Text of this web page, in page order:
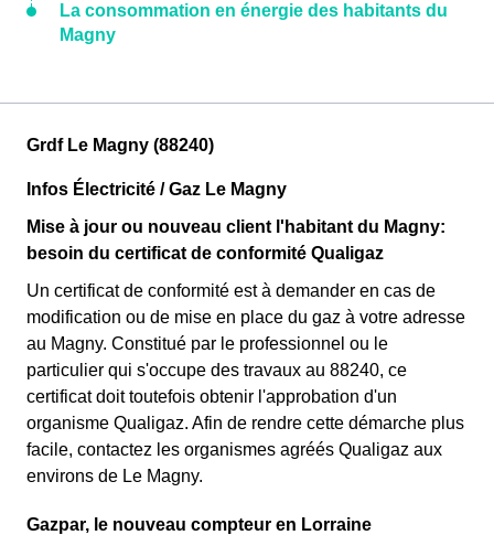
La consommation en énergie des habitants du
Magny
Grdf Le Magny (88240)
Infos Électricité / Gaz Le Magny
Mise à jour ou nouveau client l'habitant du Magny:
besoin du certificat de conformité Qualigaz
Un certificat de conformité est à demander en cas de
modification ou de mise en place du gaz à votre adresse
au Magny. Constitué par le professionnel ou le
particulier qui s'occupe des travaux au 88240, ce
certificat doit toutefois obtenir l'approbation d'un
organisme Qualigaz. Afin de rendre cette démarche plus
facile, contactez les organismes agréés Qualigaz aux
environs de Le Magny.
Gazpar, le nouveau compteur en Lorraine